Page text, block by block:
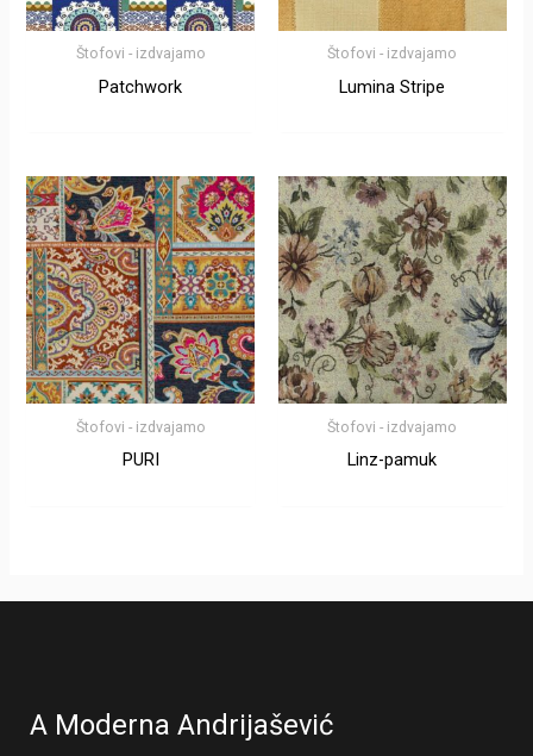
Štofovi - izdvajamo
Patchwork
Štofovi - izdvajamo
Lumina Stripe
Štofovi - izdvajamo
PURI
Štofovi - izdvajamo
Linz-pamuk
A Moderna Andrijašević